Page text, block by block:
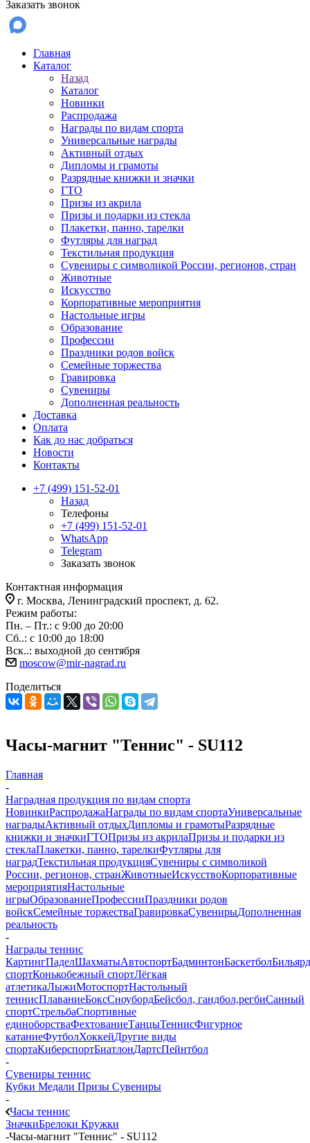
Заказать звонок
Главная
Каталог
Назад
Каталог
Новинки
Распродажа
Награды по видам спорта
Универсальные награды
Активный отдых
Дипломы и грамоты
Разрядные книжки и значки
ГТО
Призы из акрила
Призы и подарки из стекла
Плакетки, панно, тарелки
Футляры для наград
Текстильная продукция
Сувениры с символикой России, регионов, стран
Животные
Искусство
Корпоративные мероприятия
Настольные игры
Образование
Профессии
Праздники родов войск
Семейные торжества
Гравировка
Сувениры
Дополненная реальность
Доставка
Оплата
Как до нас добраться
Новости
Контакты
+7 (499) 151-52-01
Назад
Телефоны
+7 (499) 151-52-01
WhatsApp
Telegram
Заказать звонок
Контактная информация
г. Москва, Ленинградский проспект, д. 62.
Режим работы:
Пн. – Пт.: с 9:00 до 20:00
Сб..: с 10:00 до 18:00
Вск..: выходной до сентября
moscow@mir-nagrad.ru
Поделиться
Часы-магнит "Теннис" - SU112
Главная
-
Наградная продукция по видам спорта
НовинкиРаспродажаНаграды по видам спортаУниверсальные
наградыАктивный отдыхДипломы и грамотыРазрядные
книжки и значкиГТОПризы из акрилаПризы и подарки из
стеклаПлакетки, панно, тарелкиФутляры для
наградТекстильная продукцияСувениры с символикой
России, регионов, странЖивотныеИскусствоКорпоративные
мероприятияНастольные
игрыОбразованиеПрофессииПраздники родов
войскСемейные торжестваГравировкаСувенирыДополненная
реальность
-
Награды теннис
КартингПаделШахматыАвтоспортБадминтонБаскетболБильярд
спортКонькобежный спортЛёгкая
атлетикаЛыжиМотоспортНастольный
теннисПлаваниеБоксСноубордБейсбол, гандбол,регбиСанный
спортСтрельбаСпортивные
единоборстваФехтованиеТанцыТеннисФигурное
катаниеФутболХоккейДругие виды
спортаКиберспортБиатлонДартсПейнтбол
-
Сувениры теннис
Кубки Медали Призы Сувениры
-
Часы теннис
ЗначкиБрелоки Кружки
-Часы-магнит "Теннис" - SU112